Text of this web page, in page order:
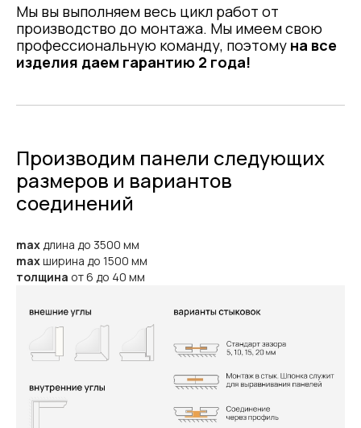
Мы вы выполняем весь цикл работ от
производство до монтажа. Мы имеем свою
профессиональную команду, поэтому на все
изделия даем гарантию 2 года!
Производим панели следующих
размеров и вариантов
соединений
maxдлина до 3500 мм
maxширина до 1500 мм
толщина от 6 до 40 мм